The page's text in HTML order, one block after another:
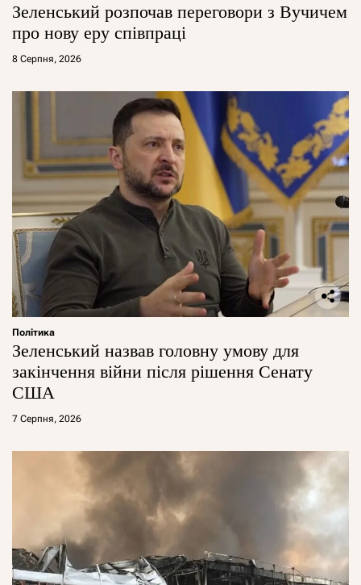
Зеленський розпочав переговори з Вучичем
про нову еру співпраці
8 Серпня, 2026
Політика
Зеленський назвав головну умову для
закінчення війни після рішення Сенату
США
7 Серпня, 2026